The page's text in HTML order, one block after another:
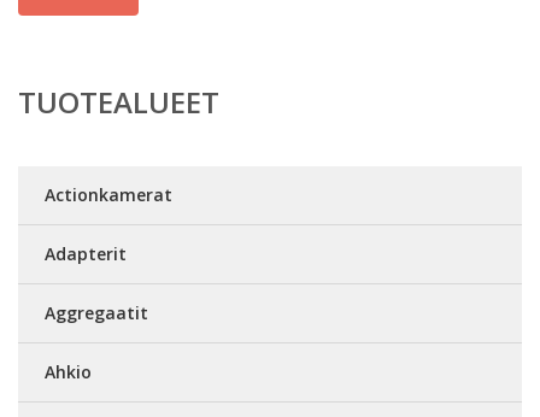
TUOTEALUEET
Actionkamerat
Adapterit
Aggregaatit
Ahkio